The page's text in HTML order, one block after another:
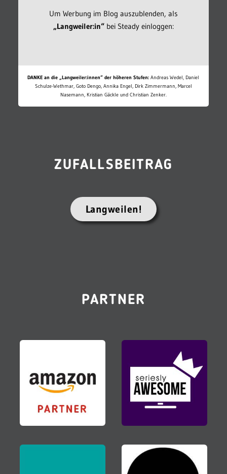
Um Werbung im Blog auszublenden, als
„Langweiler:in“bei Steady einloggen:
DANKE an die „Langweiler:innen“ der höheren Stufen: Andreas Wedel, Daniel
Schulze-Wethmar, Goto Dengo, Annika Engel, Dirk Zimmermann, Marcel
Nasemann, Kristian Gäckle und Christian Zenker.
ZUFALLSBEITRAG
Langweilen!
PARTNER